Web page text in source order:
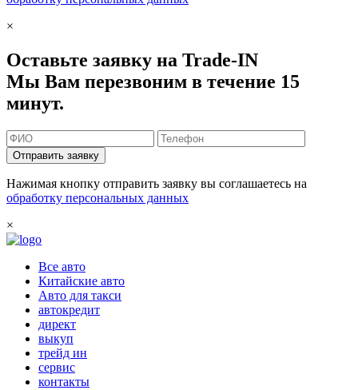
×
Оставьте заявку на Trade-IN
Мы Вам перезвоним в течение 15
минут.
Отправить заявку
Нажимая кнопку отправить заявку вы соглашаетесь на
обработку персональных данных
×
Все авто
Китайские авто
Авто для такси
автокредит
директ
выкуп
трейд ин
сервис
контакты